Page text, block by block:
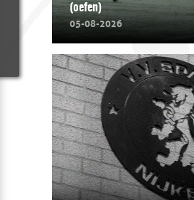
(oefen)
05-08-2026